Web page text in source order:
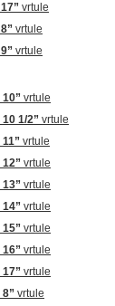
17” vrtule
8” vrtule
9” vrtule
10” vrtule
10 1/2” vrtule
11” vrtule
12” vrtule
13” vrtule
14” vrtule
15” vrtule
16” vrtule
17” vrtule
8” vrtule